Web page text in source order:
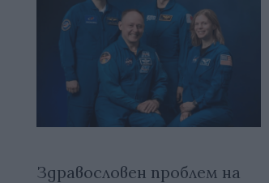
Здравословен проблем на